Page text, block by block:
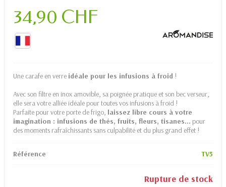
34,90 CHF
Une carafe en verre idéale pour les infusions à froid !
Avec son filtre en inox amovible, sa poignée pratique et son bec verseur,
elle sera votre alliée idéale pour toutes vos infusions à froid !
Parfaite pour votre porte de frigo, laissez libre cours à votre
imagination : infusions de thés, fruits, fleurs, tisanes... pour
des moments rafraîchissants sans culpabilité et du plus grand effet !
Référence TV5
Rupture de stock